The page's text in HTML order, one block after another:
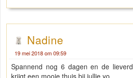
Nadine
19 mei 2018 om 09:59
Spannend nog 6 dagen en de lieverd
krijgt een mooie thuis bij jullie yo